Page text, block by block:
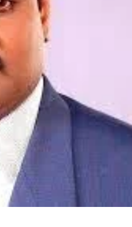
மறைந்திருக்கும்
சுற்றாடல் சார் செயற்பாட்டு
கழகத்தின் ரீஜென்சி
வங்கி – பொலிஸார் இணைந்து
சந்தேக நபருக்கு சரீரப்
இடதுசாரிக் கொள்கையை
இலங்கை -
என்றும் தயாராக உள்ளேன்
மையவாடி அமைப்பது